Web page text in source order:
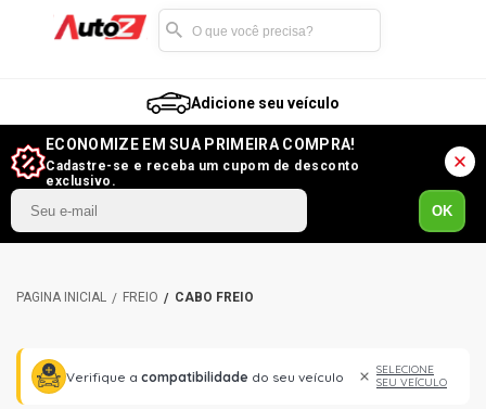
Adicione seu veículo
ECONOMIZE EM SUA PRIMEIRA COMPRA!
Cadastre-se e receba um cupom de desconto
exclusivo.
OK
FREIO CABO FREIO
Verifique a compatibilidade do seu veículo
SELECIONE
SEU VEÍCULO